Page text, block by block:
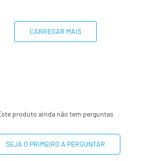
CARREGAR MAIS
produto ainda não tem perguntas
SEJA O PRIMEIRO A PERGUNTAR